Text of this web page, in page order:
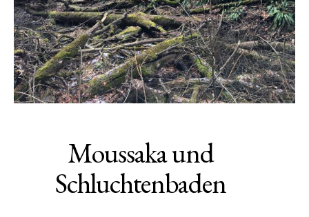
Moussaka und
Schluchtenbaden